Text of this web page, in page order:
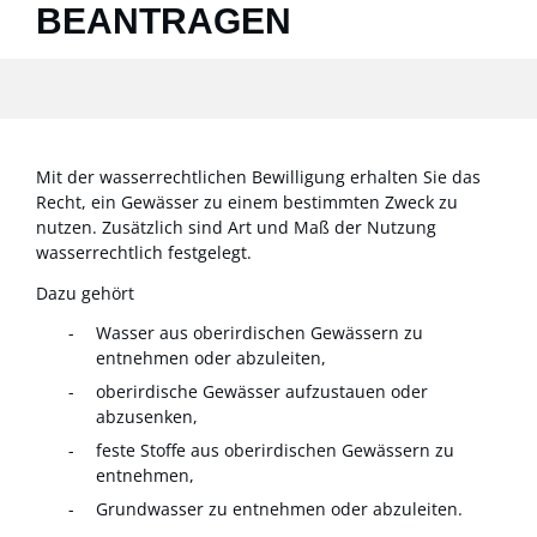
BEANTRAGEN
Mit der wasserrechtlichen Bewilligung erhalten Sie das
Recht, ein Gewässer zu einem bestimmten Zweck zu
nutzen. Zusätzlich sind Art und Maß der Nutzung
wasserrechtlich festgelegt.
Dazu gehört
Wasser aus oberirdischen Gewässern zu
entnehmen oder abzuleiten,
oberirdische Gewässer aufzustauen oder
abzusenken,
feste Stoffe aus oberirdischen Gewässern zu
entnehmen,
Grundwasser zu entnehmen oder abzuleiten.